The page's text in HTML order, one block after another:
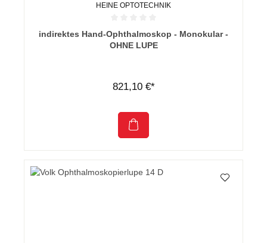
HEINE OPTOTECHNIK
Durchschnittliche Bewertung von 0 von 5 Sternen
indirektes Hand-Ophthalmoskop - Monokular -
OHNE LUPE
821,10 €*